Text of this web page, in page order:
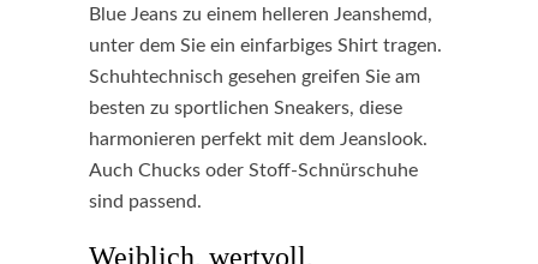
Blue Jeans zu einem helleren Jeanshemd,
unter dem Sie ein einfarbiges Shirt tragen.
Schuhtechnisch gesehen greifen Sie am
besten zu sportlichen Sneakers, diese
harmonieren perfekt mit dem Jeanslook.
Auch Chucks oder Stoff-Schnürschuhe
sind passend.
Weiblich, wertvoll,